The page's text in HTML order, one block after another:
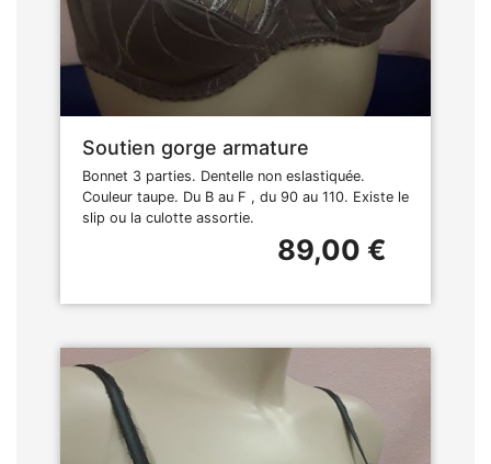
Soutien gorge armature
Bonnet 3 parties. Dentelle non eslastiquée.
Couleur taupe. Du B au F , du 90 au 110. Existe le
slip ou la culotte assortie.
89,00 €